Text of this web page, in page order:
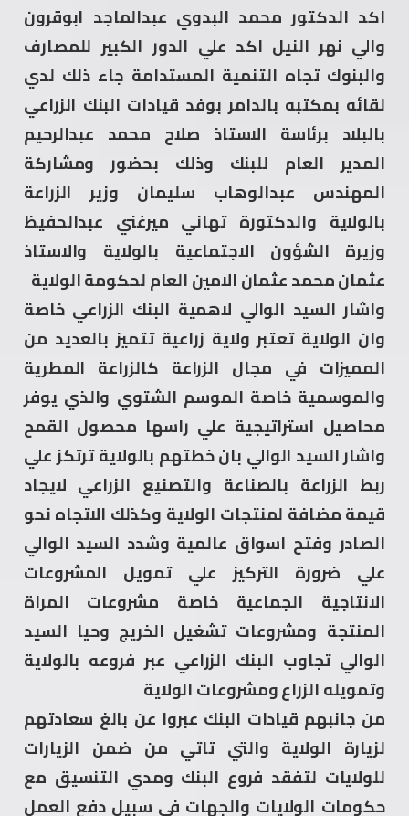
اكد الدكتور محمد البدوي عبدالماجد ابوقرون
والي نهر النيل اكد علي الدور الكبير للمصارف
والبنوك تجاه التنمية المستدامة جاء ذلك لدي
لقائه بمكتبه بالدامر بوفد قيادات البنك الزراعي
بالبلاد برئاسة الاستاذ صلاح محمد عبدالرحيم
المدير العام للبنك وذلك بحضور ومشاركة
المهندس عبدالوهاب سليمان وزير الزراعة
بالولاية والدكتورة تهاني ميرغني عبدالحفيظ
وزيرة الشؤون الاجتماعية بالولاية والاستاذ
عثمان محمد عثمان الامين العام لحكومة الولاية
واشار السيد الوالي لاهمية البنك الزراعي خاصة
وان الولاية تعتبر ولاية زراعية تتميز بالعديد من
المميزات في مجال الزراعة كالزراعة المطرية
والموسمية خاصة الموسم الشتوي والذي يوفر
محاصيل استراتيجية علي راسها محصول القمح
واشار السيد الوالي بان خطتهم بالولاية ترتكز علي
ربط الزراعة بالصناعة والتصنيع الزراعي لايجاد
قيمة مضافة لمنتجات الولاية وكذلك الاتجاه نحو
الصادر وفتح اسواق عالمية وشدد السيد الوالي
علي ضرورة التركيز علي تمويل المشروعات
الانتاجية الجماعية خاصة مشروعات المراة
المنتجة ومشروعات تشغيل الخريج وحيا السيد
الوالي تجاوب البنك الزراعي عبر فروعه بالولاية
وتمويله الزراع ومشروعات الولاية
من جانبهم قيادات البنك عبروا عن بالغ سعادتهم
لزيارة الولاية والتي تاتي من ضمن الزيارات
للولايات لتفقد فروع البنك ومدي التنسيق مع
حكومات الولايات والجهات في سبيل دفع العمل